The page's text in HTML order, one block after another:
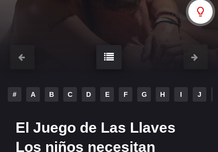
Christopher Von Uckermann
Maite Perroni
Alfonso Herrera Anahí
Dulce María Maite Perroni
# A B C D E F G H I J
El Juego de Las Llaves
Los niños necesitan